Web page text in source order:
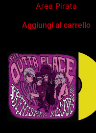
Area Pirata
Aggiungi al carrello